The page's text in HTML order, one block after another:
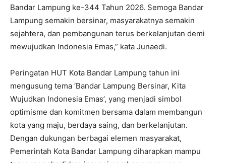
Bandar Lampung ke-344 Tahun 2026. Semoga Bandar
Lampung semakin bersinar, masyarakatnya semakin
sejahtera, dan pembangunan terus berkelanjutan demi
mewujudkan Indonesia Emas,” kata Junaedi.
Peringatan HUT Kota Bandar Lampung tahun ini
mengusung tema ‘Bandar Lampung Bersinar, Kita
Wujudkan Indonesia Emas’, yang menjadi simbol
optimisme dan komitmen bersama dalam membangun
kota yang maju, berdaya saing, dan berkelanjutan.
Dengan dukungan berbagai elemen masyarakat,
Pemerintah Kota Bandar Lampung diharapkan mampu